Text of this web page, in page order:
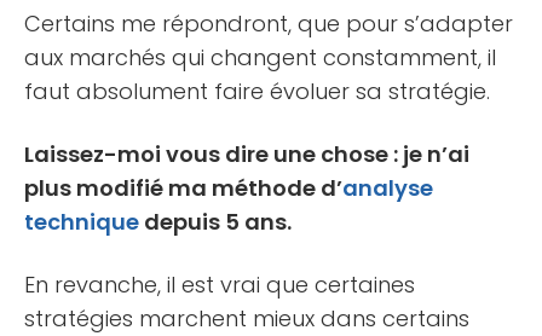
Certains me répondront, que pour s’adapter
aux marchés qui changent constamment, il
faut absolument faire évoluer sa stratégie.
Laissez-moi vous dire une chose : je n’ai
plus modifié ma méthode d’analyse
technique depuis 5 ans.
En revanche, il est vrai que certaines
stratégies marchent mieux dans certains